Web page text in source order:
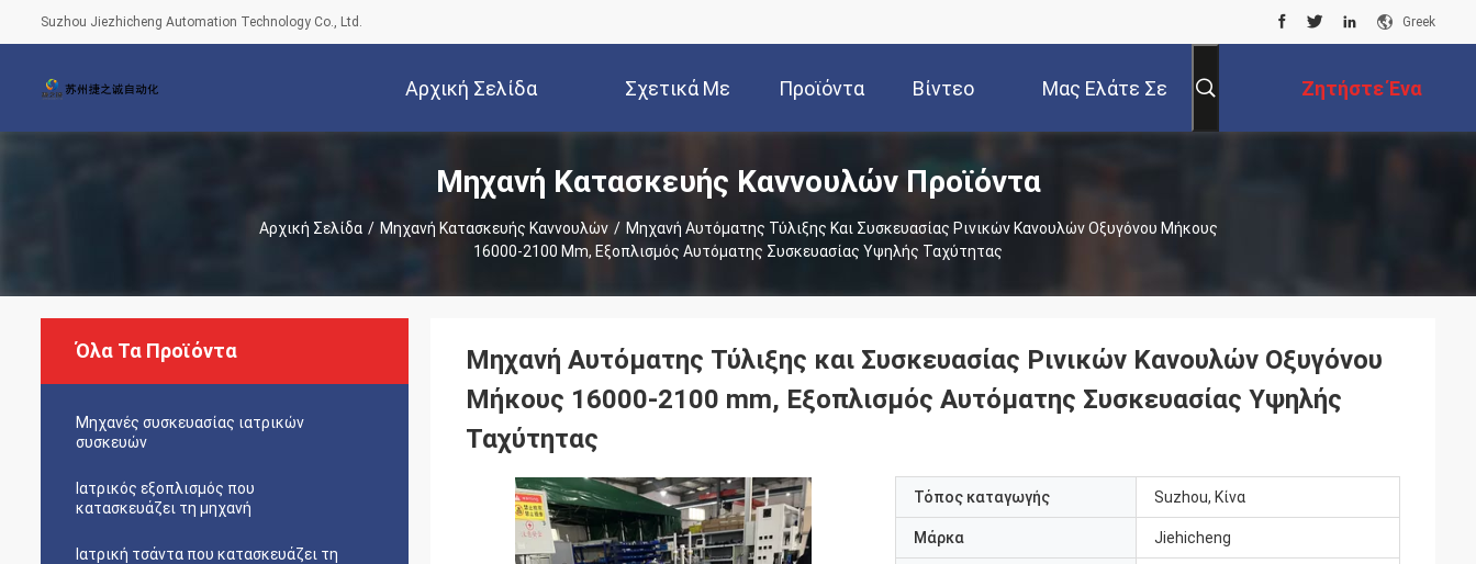
Suzhou Jiezhicheng Automation Technology Co., Ltd. Greek
Αρχική Σελίδα Σχετικά Με
Εμάς
Προϊόντα Βίντεο Μας Ελάτε Σε Ζητήστε Ένα
Απόσπασμα
Μηχανή Κατασκευής Καννουλών Προϊόντα
Αρχική Σελίδα / Μηχανή Κατασκευής Καννουλών / Μηχανή Αυτόματης Τύλιξης Και Συσκευασίας Ρινικών Κανουλών Οξυγόνου Μήκους
16000-2100 Mm, Εξοπλισμός Αυτόματης Συσκευασίας Υψηλής Ταχύτητας
Όλα Τα Προϊόντα
Μηχανές συσκευασίας ιατρικών
συσκευών
Ιατρικός εξοπλισμός που
κατασκευάζει τη μηχανή
Ιατρική τσάντα που κατασκευάζει τη
Μηχανή Αυτόματης Τύλιξης και Συσκευασίας Ρινικών Κανουλών Οξυγόνου
Μήκους 16000-2100 mm, Εξοπλισμός Αυτόματης Συσκευασίας Υψηλής
Ταχύτητας
Τόπος καταγωγής Suzhou, Κίνα
Μάρκα Jiehicheng